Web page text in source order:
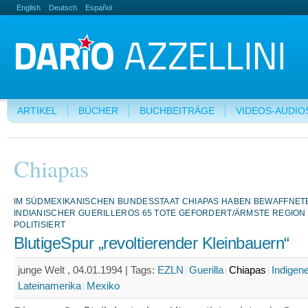
English Deutsch Español
ARTIKEL BÜCHER BUCHBEITRÄGE VIDEOS-
Chiapas
IM SÜDMEXIKANISCHEN BUNDESSTAAT CHIAPAS HABEN
INDIANISCHER GUERILLEROS 65 TOTE GEFORDERT/ÄRMSTE REGION
POLITISIERT
BlutigeSpur „revoltierender Kleinbauern“
junge Welt , 04.01.1994 | Tags: EZLN Guerilla Chiapas
Lateinamerika Mexiko